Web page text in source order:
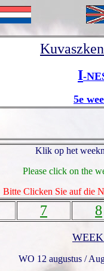
I-
5e
Klik op het
Please click on the
Bitte Clicken Sie auf die
7 8
WO 12 augustus /